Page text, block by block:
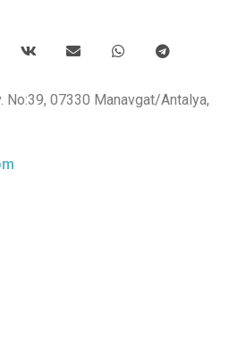
No:39, 07330 Manavgat/Antalya,